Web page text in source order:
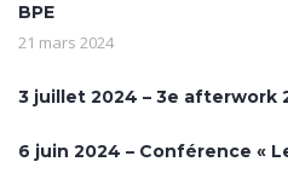
BPE
21 mars 2024
3 juillet 2024 – 3e afterwork
6 juin 2024 – Conférence «